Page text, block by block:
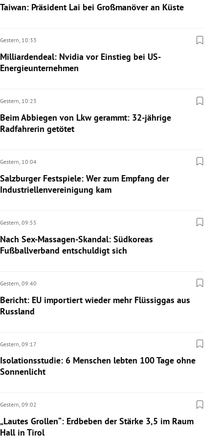
Taiwan: Präsident Lai bei Großmanöver an Küste
Gestern, 10:33
Milliardendeal: Nvidia vor Einstieg bei US-
Energieunternehmen
Gestern, 10:23
Beim Abbiegen von Lkw gerammt: 32-jährige
Radfahrerin getötet
Gestern, 10:04
Salzburger Festspiele: Wer zum Empfang der
Industriellenvereinigung kam
Gestern, 09:55
Nach Sex-Massagen-Skandal: Südkoreas
Fußballverband entschuldigt sich
Gestern, 09:40
Bericht: EU importiert wieder mehr Flüssiggas aus
Russland
Gestern, 09:17
Isolationsstudie: 6 Menschen lebten 100 Tage ohne
Sonnenlicht
Gestern, 09:02
„Lautes Grollen“: Erdbeben der Stärke 3,5 im Raum
Hall in Tirol